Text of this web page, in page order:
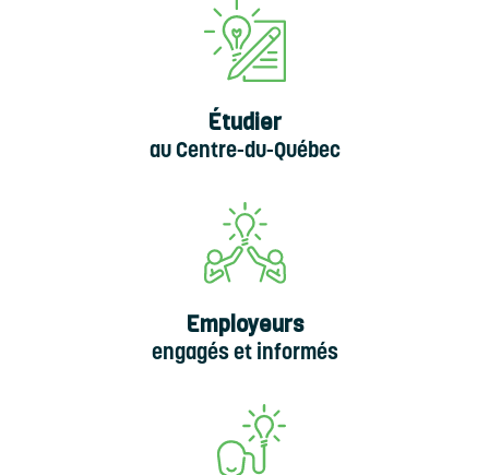
Étudier
au Centre-du-Québec
Employeurs
engagés et informés